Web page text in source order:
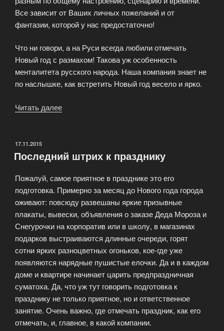
Все зависит от Ваших личных пожеланий и от
фантазии, которой у нас предостаточно!
Что ни говори, а на Руси всегда любили отмечать
Новый год с размахом! Такова уж особенность
менталитета русского народа. Наша компания знает не
по наслышке, как встретить Новый год весело и ярко.
Читать далее
Снегурочки»
ОПУБЛИКОВАНО
17.11.2015
Последний штрих к празднику
Пожалуй, самое приятное в празднике это его
подготовка. Примерно за месяц до Нового года города
оживают: повсюду развешаны яркие призывные
плакаты, вывески, объявления о заказе Деда Мороза и
Снегурочки на корпоратив или в школу, в магазинах
подарков выстраиваются длинные очереди, горят
сотни ярких разноцветных огоньков, кое-где уже
появляются нарядные пушистые елочки. Да и в каждом
доме и квартире начинает царить предпраздничная
суматоха. Да, что уж тут говорить подготовка к
празднику не только приятное, но и ответственное
занятие. Очень важно, где отмечать праздник, как его
отмечать, и, главное, в какой компании.